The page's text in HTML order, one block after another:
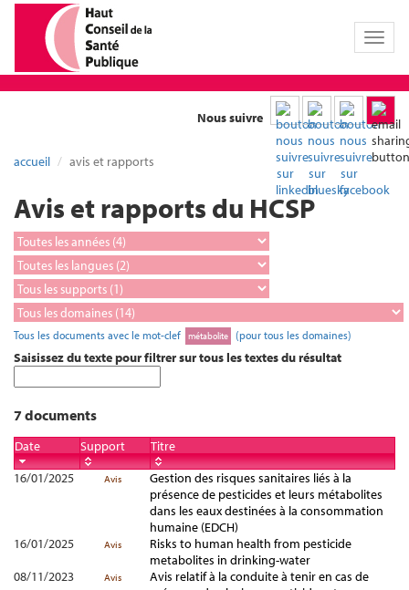
Toggle
Nous suivre
accueil avis et rapports
Avis et rapports du HCSP
Tous les documents avec le mot-clef métabolite (pour tous les domaines)
Saisissez du texte pour filtrer sur tous les textes du résultat
7 documents
Date Support
Titre
16/01/2025
Avis
Gestion des risques sanitaires liés à la
présence de pesticides et leurs métabolites
dans les eaux destinées à la consommation
humaine (EDCH)
16/01/2025
Avis
Risks to human health from pesticide
metabolites in drinking-water
08/11/2023
Avis
Avis relatif à la conduite à tenir en cas de